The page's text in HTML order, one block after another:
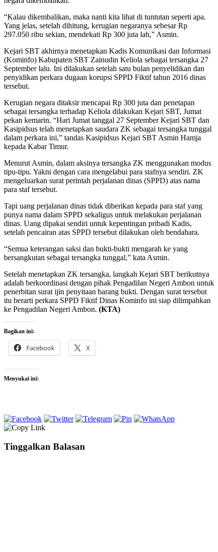
“Kalau dikembalikan, maka nanti kita lihat di tuntutan seperti apa.
Yang jelas, setelah dihitung, kerugian negaranya sebesar Rp
297.050 ribu sekian, mendekati Rp 300 juta lah,” Asmin.
Kejari SBT akhirnya menetapkan Kadis Komunikasi dan Informasi
(Kominfo) Kabupaten SBT Zainudin Keliola sebagai tersangka 27
September lalu. Ini dilakukan setelah satu bulan penyelidikan dan
penyidikan perkara dugaan korupsi SPPD Fiktif tahun 2016 dinas
tersebut.
Kerugian negara ditaksir mencapai Rp 300 juta dan penetapan
sebagai tersangka terhadap Keliola dilakukan Kejari SBT, Jumat
pekan kemarin. “Hari Jumat tanggal 27 September Kejari SBT dan
Kasipidsus telah menetapkan saudara ZK sebagai tersangka tunggal
dalam perkara ini,” tandas Kasipidsus Kejari SBT Asmin Hamja
kepada Kabar Timur.
Menurut Asmin, dalam aksinya tersangka ZK menggunakan modus
tipu-tipu. Yakni dengan cara mengelabui para stafnya sendiri. ZK
mengeluarkan surat perintah perjalanan dinas (SPPD) atas nama
para staf tersebut.
Tapi uang perjalanan dinas tidak diberikan kepada para staf yang
punya nama dalam SPPD sekaligus untuk melakukan perjalanan
dinas. Uang dipakai sendiri untuk kepentingan pribadi Kadis,
setelah pencairan atas SPPD tersebut dilakukan oleh bendahara.
“Semua keterangan saksi dan bukti-bukti mengarah ke yang
bersangkutan sebagai tersangka tunggal,” kata Asmin.
Setelah menetapkan ZK tersangka, langkah Kejari SBT berikutnya
adalah berkoordinasi dengan pihak Pengadilan Negeri Ambon untuk
penerbitan surat ijin penyitaan barang bukti. Dengan surat tersebut
itu berarti perkara SPPD Fiktif Dinas Kominfo ini siap dilimpahkan
ke Pengadilan Negeri Ambon. (KTA)
Bagikan ini:
Facebook X
Menyukai ini:
Tinggalkan Balasan